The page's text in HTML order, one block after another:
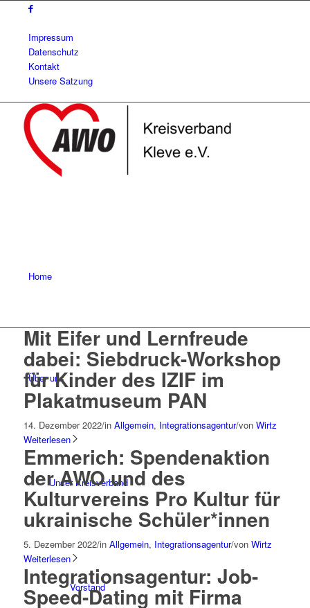
Impressum
Datenschutz
Kontakt
Unsere Satzung
Home
Über uns
Unser Kreisverband
Vorstand
Mit Eifer und Lernfreude
dabei: Siebdruck-Workshop
für Kinder des IZIF im
Plakatmuseum PAN
14. Dezember 2022/in Allgemein, Integrationsagentur/von Wirtz
Weiterlesen
Emmerich: Spendenaktion
der AWO und des
Kulturvereins Pro Kultur für
ukrainische Schüler*innen
5. Dezember 2022/in Allgemein, Integrationsagentur/von Wirtz
Weiterlesen
Integrationsagentur: Job-
Speed-Dating mit Firma